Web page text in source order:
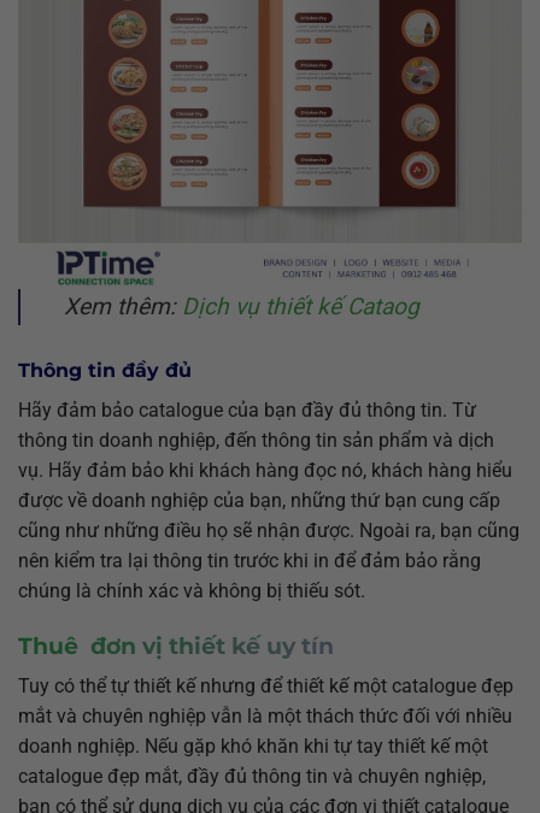
Xem thêm: Dịch vụ thiết kế Cataog
Thông tin đầy đủ
Hãy đảm bảo catalogue của bạn đầy đủ thông tin. Từ
thông tin doanh nghiệp, đến thông tin sản phẩm và dịch
vụ. Hãy đảm bảo khi khách hàng đọc nó, khách hàng hiểu
được về doanh nghiệp của bạn, những thứ bạn cung cấp
cũng như những điều họ sẽ nhận được. Ngoài ra, bạn cũng
nên kiểm tra lại thông tin trước khi in để đảm bảo rằng
chúng là chính xác và không bị thiếu sót.
Thuê đơn vị thiết kế uy tín
Tuy có thể tự thiết kế nhưng để thiết kế một catalogue đẹp
mắt và chuyên nghiệp vẫn là một thách thức đối với nhiều
doanh nghiệp. Nếu gặp khó khăn khi tự tay thiết kế một
catalogue đẹp mắt, đầy đủ thông tin và chuyên nghiệp,
bạn có thể sử dụng dịch vụ của các đơn vị thiết catalogue